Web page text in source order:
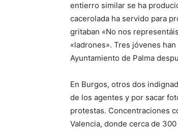
entierro similar se ha
cacerolada ha servido para
gritaban «No nos
«ladrones». Tres jóvenes
Ayuntamiento de Palma
En Burgos, otros dos
de los agentes y por sacar
protestas. Concentraciones
Valencia, donde cerca de